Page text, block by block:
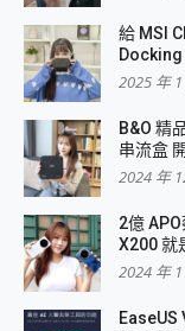
給 MSI
Docking
2025 年
B&O 精
串流盒
2024 年
2億
X200 就
2024 年